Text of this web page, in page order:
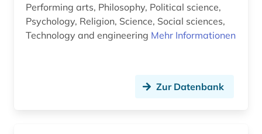
postkolonialismus (1)
preisdatenbank (1)
Performing arts, Philosophy, Political science,
Psychology, Religion, Science, Social sciences,
Technology and engineering Mehr Informationen
Zur Datenbank